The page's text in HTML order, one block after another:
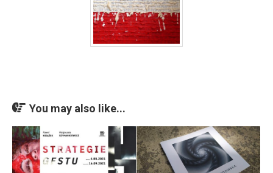
You may also like...